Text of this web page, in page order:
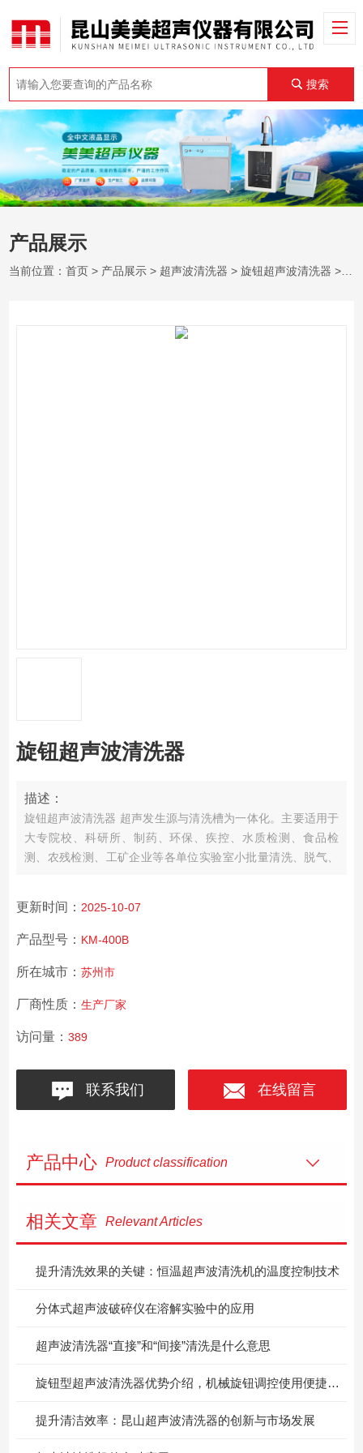
搜索
产品展示
当前位置：首页 > 产品展示 > 超声波清洗器 >旋钮超声波清洗器 > KM-400B旋钮超声波清洗器
旋钮超声波清洗器
描述：
旋钮超声波清洗器 超声发生源与清洗槽为一体化。主要适用于
大专院校、科研所、制药、环保、疾控、水质检测、食品检
测、农残检测、工矿企业等各单位实验室小批量清洗、脱气、
更新时间： 2025-10-07
产品型号： KM-400B
所在城市： 苏州市
厂商性质： 生产厂家
访问量： 389
联系我们 在线留言
产品中心 Product classification
相关文章 Relevant Articles
提升清洗效果的关键：恒温超声波清洗机的温度控制技术
分体式超声波破碎仪在溶解实验中的应用
超声波清洗器“直接”和“间接”清洗是什么意思
旋钮型超声波清洗器优势介绍，机械旋钮调控使用便捷性解析
提升清洁效率：昆山超声波清洗器的创新与市场发展